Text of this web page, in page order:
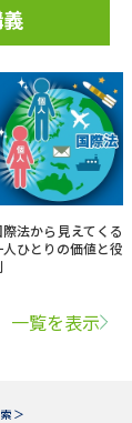
際法から見えてくる
人ひとりの価値と役
一覧を表示
＞